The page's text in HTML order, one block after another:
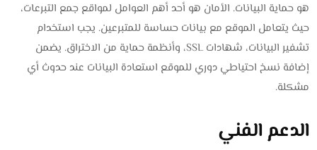
هو حماية البيانات. الأمان هو أحد أهم العوامل لمواقع جمع التبرعات،
حيث يتعامل الموقع مع بيانات حساسة للمتبرعين. يجب استخدام
تشفير البيانات، شهادات SSL، وأنظمة حماية من الاختراق. يضمن
إضافة نسخ احتياطي دوري للموقع استعادة البيانات عند حدوث أي
مشكلة.
الدعم الفني